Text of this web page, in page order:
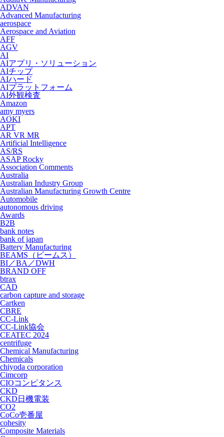
ADVAN
Advanced Manufacturing
aerospace
Aerospace and Aviation
AFF
AGV
AI
AIアプリ・ソリューション
AIチップ
AIハード
AIプラットフォーム
AI外観検査
Amazon
amy myers
AOKI
APT
AR VR MR
Artificial Intelligence
AS/RS
ASAP Rocky
Association Comments
Australia
Australian Industry Group
Australian Manufacturing Growth Centre
Automobile
autonomous driving
Awards
B2B
bank notes
bank of japan
Battery Manufacturing
BEAMS（ビームス）
BI／BA／DWH
BRAND OFF
btrax
CAD
carbon capture and storage
Cartken
CBRE
CC-Link
CC-Link協会
CEATEC 2024
centrifuge
Chemical Manufacturing
Chemicals
chiyoda corporation
Cimcorp
CIOコンピタンス
CKD
CKD日機電装
CO2
CoCo壱番屋
cohesity
Composite Materials